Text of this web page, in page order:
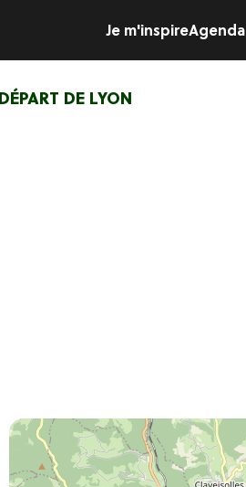
DE LYON
Je m'inspireAgenda